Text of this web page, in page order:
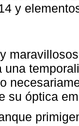
y
una
su óptica